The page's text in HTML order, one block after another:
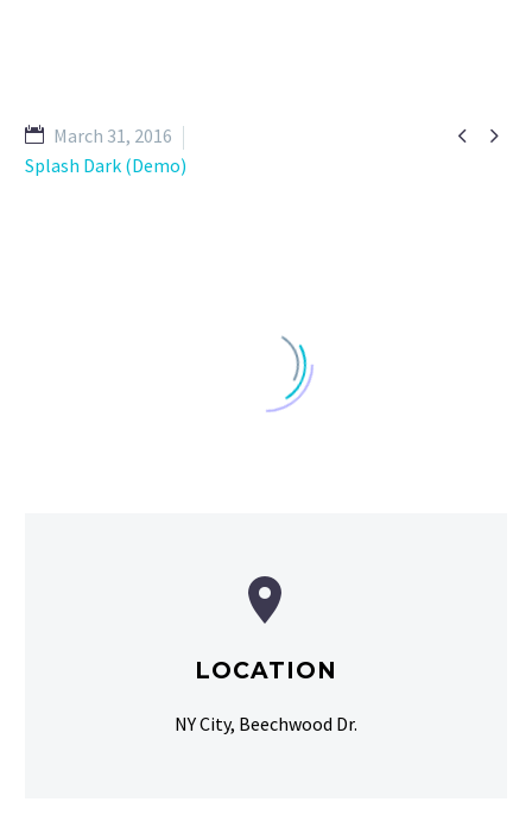
 
March 31, 2016
Splash Dark (Demo)


LOCATION
NY City, Beechwood Dr.